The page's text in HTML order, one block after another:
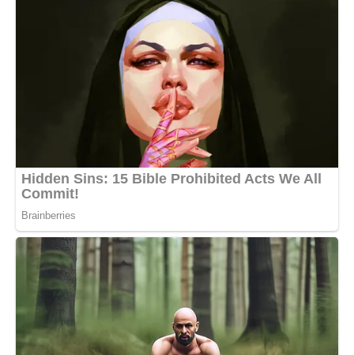
Вона не образилася. І за це я їй вдячна.
— Бо так працює звичка. Погана, але сильна.